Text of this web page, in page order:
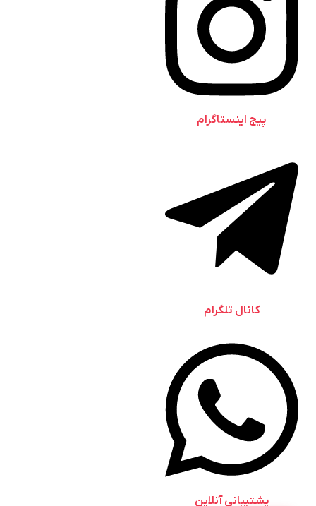
پیج اینستاگرام
کانال تلگرام
پشتیبانی آنلاین